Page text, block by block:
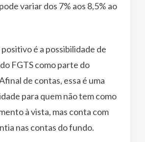
variar dos 7% aos 8,5% ao
é a possibilidade de
FGTS como parte do
de contas, essa é uma
para quem não tem como
à vista, mas conta com
nas contas do fundo.